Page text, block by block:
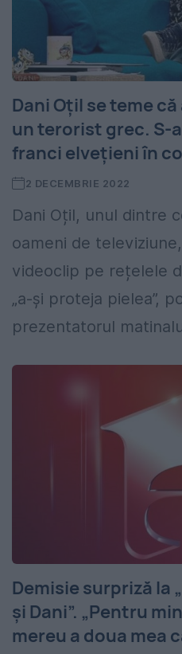
Dani Oțil se teme
un terorist grec. S-
franci elvețieni în
2 DECEMBRIE 2022
Dani Oțil, unul dintre
oameni de
videoclip pe rețelele
„a-și proteja pielea”,
prezentatorul
Demisie surpriză la
și Dani”. „Pentru
mereu a doua mea